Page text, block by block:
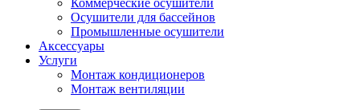
Коммерческие осушители
Осушители для бассейнов
Промышленные осушители
Аксессуары
Услуги
Монтаж кондиционеров
Монтаж вентиляции